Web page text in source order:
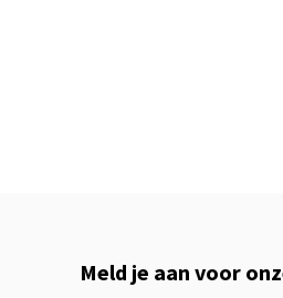
Meld je aan voor